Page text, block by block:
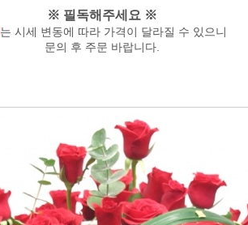
※ 필독해주세요 ※
는 시세 변동에 따라 가격이 달라질 수 있으니
문의 후 주문 바랍니다.